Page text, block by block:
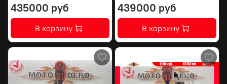
435000 руб
В корзину
439000 руб
В корзину